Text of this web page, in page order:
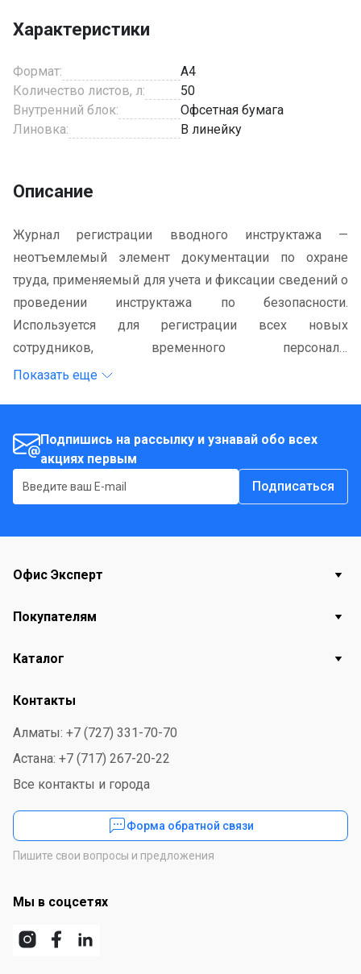
Характеристики
Формат:
A4
Количество листов, л:
50
Внутренний блок:
Офсетная бумага
Линовка:
В линейку
Описание
Журнал регистрации вводного инструктажа —
неотъемлемый элемент документации по охране
труда, применяемый для учета и фиксации сведений о
проведении инструктажа по безопасности.
Используется для регистрации всех новых
сотрудников, временного персонала,
командированных, а также учащихся и студентов
упорядоченность записи лиц, прошедших инструктаж,
и лиц, ответственных за его проведение.
Показать еще
Подпишись на рассылку и узнавай обо всех
акциях первым
Подписаться
Офис Эксперт
Покупателям
Каталог
Контакты
Алматы: +7 (727) 331-70-70
Астана: +7 (717) 267-20-22
Все контакты и города
Форма обратной связи
Пишите свои вопросы и предложения
Мы в соцсетях